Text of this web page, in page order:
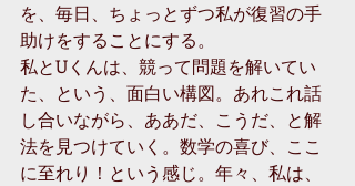
を、毎日、ちょっとずつ私が復習の手
助けをすることにする。
私とUくんは、競って問題を解いてい
た、という、面白い構図。あれこれ話
し合いながら、ああだ、こうだ、と解
法を見つけていく。数学の喜び、ここ
に至れり！という感じ。年々、私は、